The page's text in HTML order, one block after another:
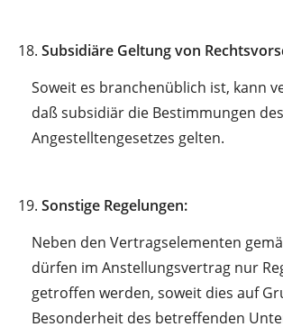
18. Subsidiäre Geltung von
Soweit es branchenüblich ist, kann
daß subsidiär die Bestimmungen
Angestelltengesetzes gelten.
19. Sonstige Regelungen:
Neben den Vertragselementen
dürfen im Anstellungsvertrag nur
getroffen werden, soweit dies auf
Besonderheit des betreffenden